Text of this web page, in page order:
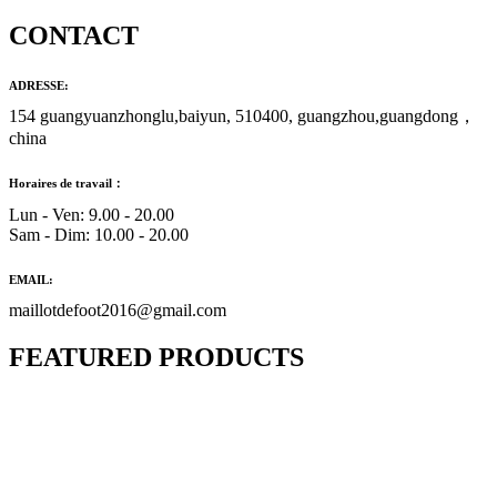
CONTACT
ADRESSE:
154 guangyuanzhonglu,baiyun, 510400, guangzhou,guangdong，
china
Horaires de travail：
Lun - Ven: 9.00 - 20.00
Sam - Dim: 10.00 - 20.00
EMAIL:
maillotdefoot2016@gmail.com
FEATURED PRODUCTS